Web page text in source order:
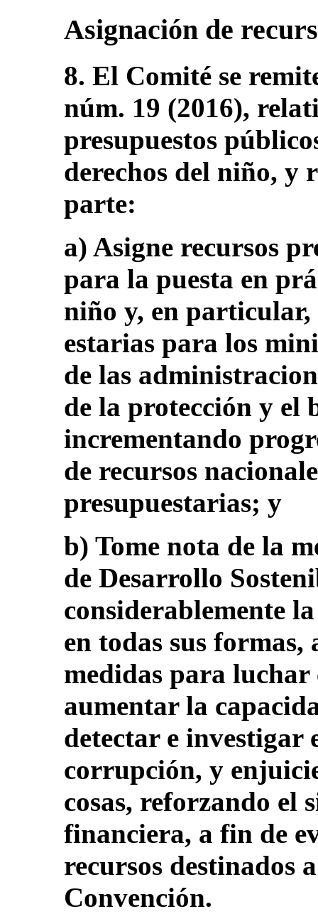
Asignación de
8. El Comité se
núm. 19 (2016),
presupuestos
derechos del niño, y
parte:
a) Asigne recursos
para la puesta en
niño y, en particular,
estarias para los
de las
de la protección y el
incrementando
de recursos
presupuestarias; y
b) Tome nota de la
de Desarrollo
considerablemente
en todas sus
medidas para
aumentar la
detectar e investigar
corrupción, y
cosas, reforzando el
financiera, a fin de
recursos destinados
Convención.